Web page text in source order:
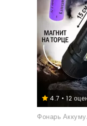
4.7 • 12
Фонарь